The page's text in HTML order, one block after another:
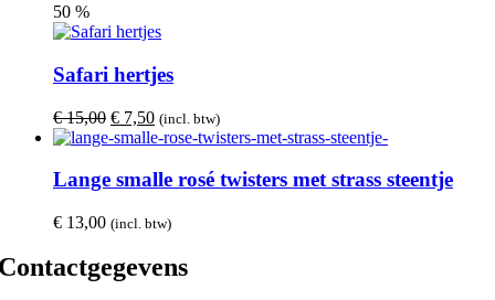
50 %
Safari hertjes
€15,00 Oorspronkelijke
prijs
€ 15,00.
€ 7,50Huidige
prijs
€ 7,50.
(incl. btw)
Lange smalle rosé twisters met strass steentje
€ 13,00 (incl. btw)